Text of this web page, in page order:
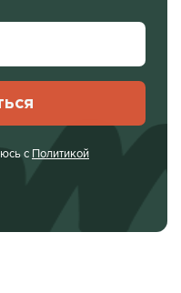
с Политикой